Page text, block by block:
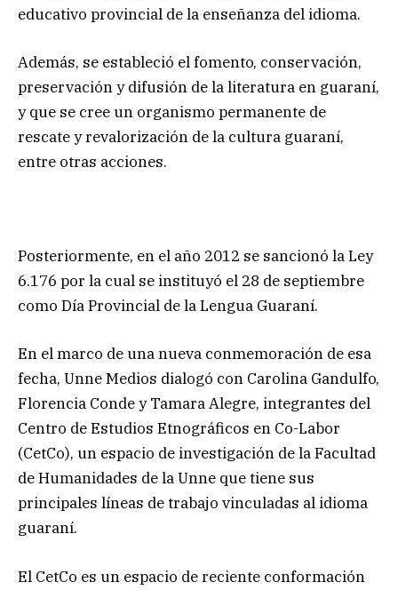
educativo provincial de la enseñanza del idioma.
Además, se estableció el fomento, conservación,
preservación y difusión de la literatura en guaraní,
y que se cree un organismo permanente de
rescate y revalorización de la cultura guaraní,
entre otras acciones.
Posteriormente, en el año 2012 se sancionó la Ley
6.176 por la cual se instituyó el 28 de septiembre
como Día Provincial de la Lengua Guaraní.
En el marco de una nueva conmemoración de esa
fecha, Unne Medios dialogó con Carolina Gandulfo,
Florencia Conde y Tamara Alegre, integrantes del
Centro de Estudios Etnográficos en Co-Labor
(CetCo), un espacio de investigación de la Facultad
de Humanidades de la Unne que tiene sus
principales líneas de trabajo vinculadas al idioma
guaraní.
El CetCo es un espacio de reciente conformación